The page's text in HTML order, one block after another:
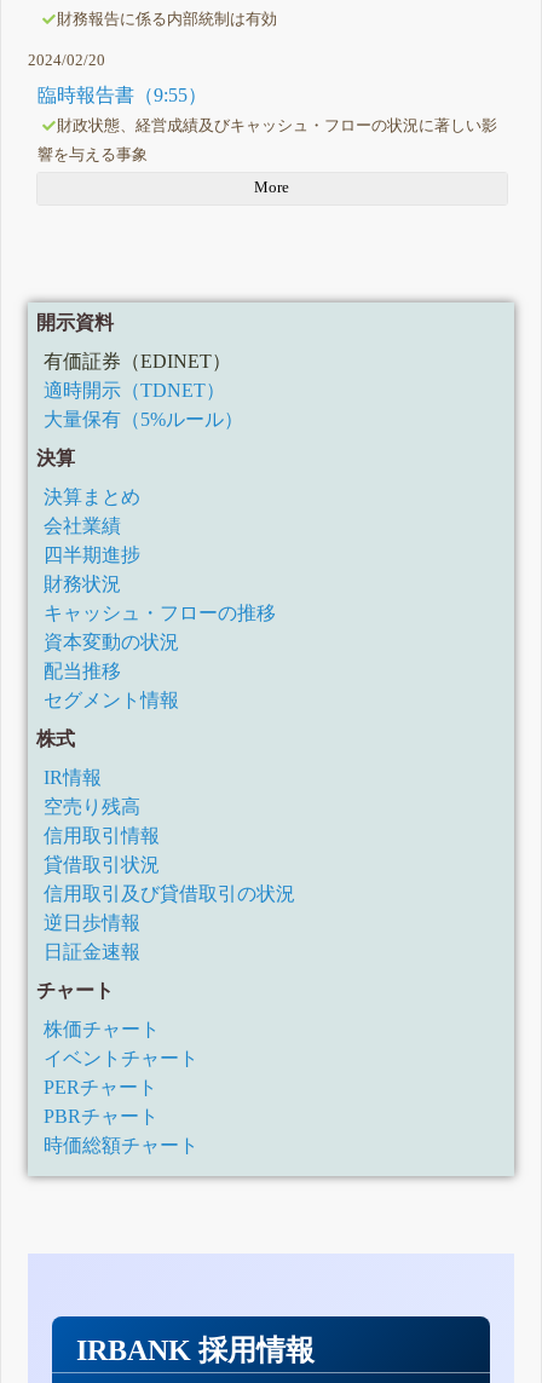
財務報告に係る内部統制は有効
2024/02/20
臨時報告書（9:55）
財政状態、経営成績及びキャッシュ・フローの状況に著しい影
響を与える事象
More
開示資料
有価証券（EDINET）
適時開示（TDNET）
大量保有（5%ルール）
決算
決算まとめ
会社業績
四半期進捗
財務状況
キャッシュ・フローの推移
資本変動の状況
配当推移
セグメント情報
株式
IR情報
空売り残高
信用取引情報
貸借取引状況
信用取引及び貸借取引の状況
逆日歩情報
日証金速報
チャート
株価チャート
イベントチャート
PERチャート
PBRチャート
時価総額チャート
IRBANK 採用情報